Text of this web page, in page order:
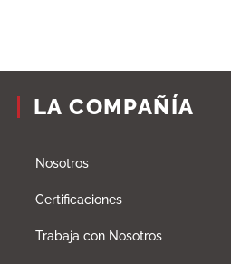
LA COMPAÑÍA
Nosotros
Certificaciones
Trabaja con Nosotros